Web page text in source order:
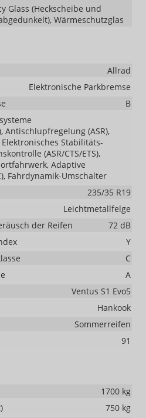
Glass (Heckscheibe und
Wärmeschutzglas
Allrad
Elektronische Parkbremse
B
Antischlupfregelung (ASR),
Stabilitäts-
(ASR/CTS/ETS),
Adaptive
Fahrdynamik-Umschalter
235/35 R19
Leichtmetallfelge
der Reifen
72 dB
Y
C
A
Ventus S1 Evo5
Hankook
Sommerreifen
91
1700 kg
750 kg